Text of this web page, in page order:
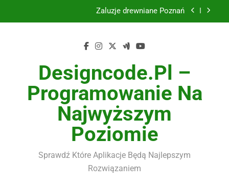
Instalacje elektryczne Gdańsk
Wysokiej jakości spławik elektryczny
Utylizacja odpadów Lublin
Żaluzje drewniane Poznań
Instalacje elektryczne Gdańsk
Wysokiej jakości spławik elektryczny
Designcode.pl –
Programowanie Na
Najwyższym
Poziomie
Sprawdź Które Aplikacje Będą Najlepszym
Rozwiązaniem